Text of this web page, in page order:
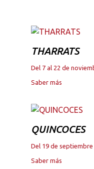
THARRATS
Del 7 al 22 de
Saber más
QUINCOCES
Del 19 de
Saber más